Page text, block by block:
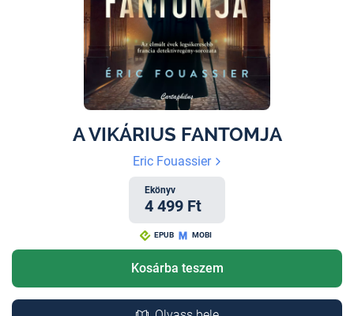
A VIKÁRIUS FANTOMJA
Eric Fouassier
Ekönyv
4 499 Ft
EPUB MOBI
Kosárba teszem